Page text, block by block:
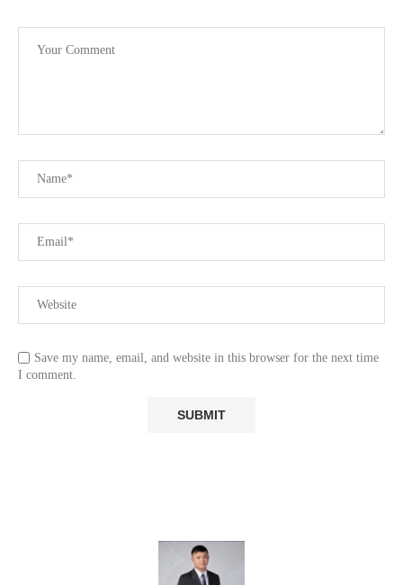
Save my name, email, and website in this browser for the next time
I comment.